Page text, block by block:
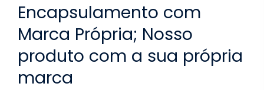
Encapsulamento com
Marca Própria; Nosso
produto com a sua própria
marca